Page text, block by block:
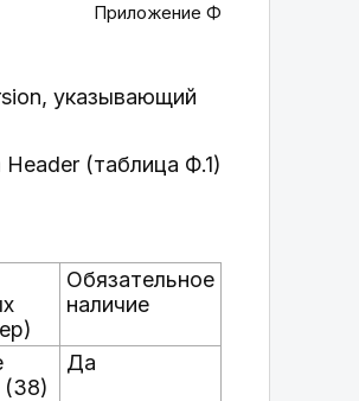
Приложение Ф
указывающий
(таблица Ф.1)
Обязательное
наличие
(38)
Да